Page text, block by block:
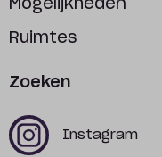
Mogelijkheden
Ruimtes
Zoeken
xx
Instagram